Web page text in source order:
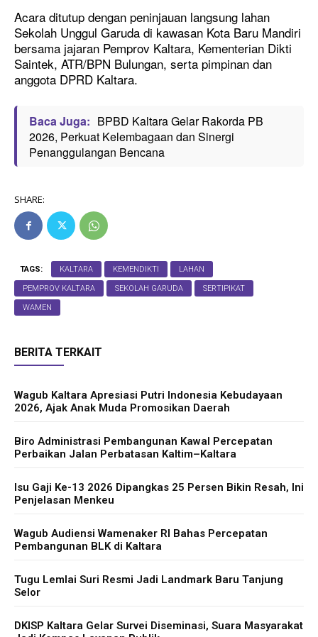
Acara ditutup dengan peninjauan langsung lahan
Sekolah Unggul Garuda di kawasan Kota Baru Mandiri
bersama jajaran Pemprov Kaltara, Kementerian Dikti
Saintek, ATR/BPN Bulungan, serta pimpinan dan
anggota DPRD Kaltara.
Baca Juga: BPBD Kaltara Gelar Rakorda PB
2026, Perkuat Kelembagaan dan Sinergi
Penanggulangan Bencana
SHARE:
TAGS: KALTARA KEMENDIKTI LAHAN
PEMPROV KALTARA SEKOLAH GARUDA SERTIPIKAT
WAMEN
BERITA TERKAIT
Wagub Kaltara Apresiasi Putri Indonesia Kebudayaan
2026, Ajak Anak Muda Promosikan Daerah
Biro Administrasi Pembangunan Kawal Percepatan
Perbaikan Jalan Perbatasan Kaltim–Kaltara
Isu Gaji Ke-13 2026 Dipangkas 25 Persen Bikin Resah, Ini
Penjelasan Menkeu
Wagub Audiensi Wamenaker RI Bahas Percepatan
Pembangunan BLK di Kaltara
Tugu Lemlai Suri Resmi Jadi Landmark Baru Tanjung
Selor
DKISP Kaltara Gelar Survei Diseminasi, Suara Masyarakat